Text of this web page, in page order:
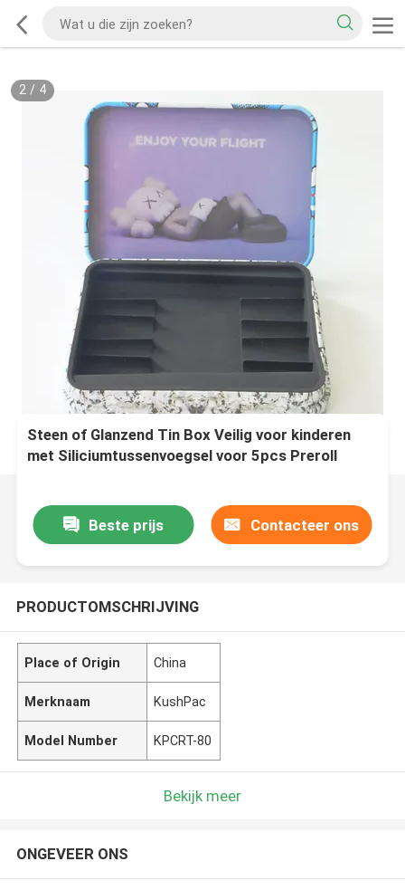
2/ 4
Steen of Glanzend Tin Box Veilig voor kinderen
met Siliciumtussenvoegsel voor 5pcs Preroll
Beste prijs Contacteer ons
PRODUCTOMSCHRIJVING
Place of Origin China
Merknaam KushPac
Model Number KPCRT-80
Bekijk meer
ONGEVEER ONS